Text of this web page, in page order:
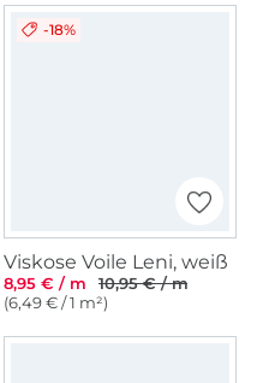
-18%
Viskose Voile Leni, weiß
8,95 € / m
10,95 € / m
(6,49 € / 1 m²)